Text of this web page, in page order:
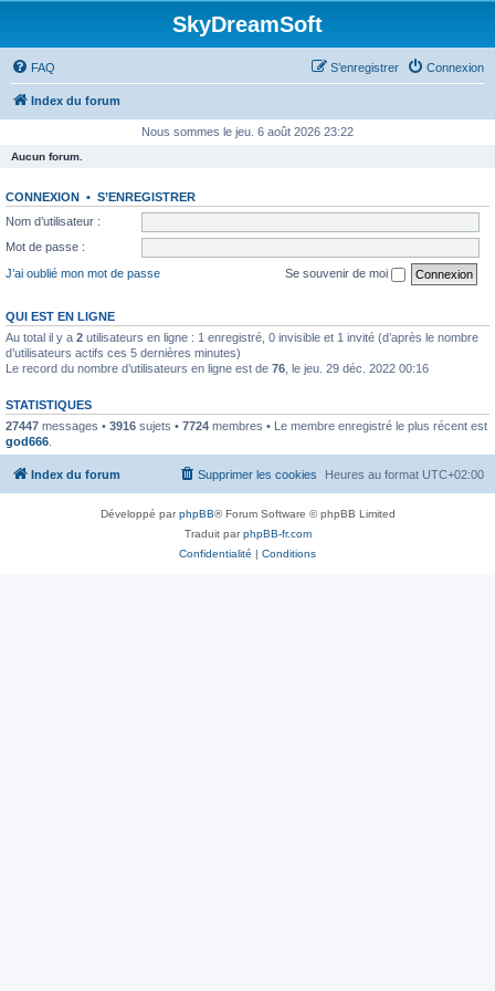
SkyDreamSoft
FAQ Connexion
S’enregistrer
Index du forum
Nous sommes le jeu. 6 août 2026 23:22
Aucun forum.
CONNEXION • S’ENREGISTRER
Nom d’utilisateur :
Mot de passe :
J’ai oublié mon mot de passe
Se souvenir de moi
QUI EST EN LIGNE
Au total il y a 2 utilisateurs en ligne : 1 enregistré, 0 invisible et 1 invité (d’après le nombre
d’utilisateurs actifs ces 5 dernières minutes)
Le record du nombre d’utilisateurs en ligne est de 76 , le jeu. 29 déc. 2022 00:16
STATISTIQUES
27447 messages • 3916 sujets • 7724 membres • Le membre enregistré le plus récent est
god666
Index du forum Heures au format UTC+02:00
Supprimer les cookies
Développé parphpBB® Forum Software © phpBB Limited
Traduit parphpBB-fr.com
Confidentialité | Conditions